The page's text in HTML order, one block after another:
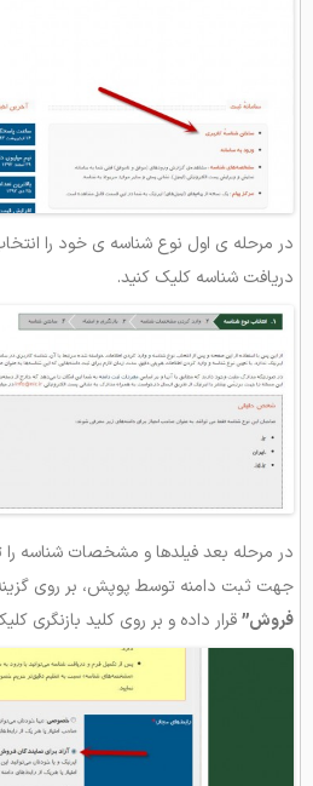
در مرحله ی اول نوع شناسه ی خود را
دریافت شناسه کلیک کنید.
در مرحله بعد فیلدها و مشخصات شناسه را
جهت ثبت دامنه توسط پوپش، بر روی
فروش”قرار داده و بر روی کلید بازنگری